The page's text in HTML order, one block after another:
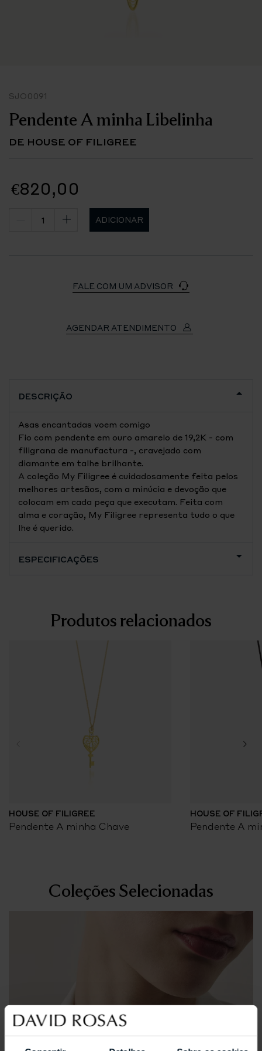
SJO0091
Pendente A minha Libelinha
DE HOUSE OF FILIGREE
€820,00
ADICIONAR
FALE COM UM ADVISOR
AGENDAR ATENDIMENTO
DESCRIÇÃO
Asas encantadas voem comigo
Fio com pendente em ouro amarelo de 19,2K - com
filigrana de manufactura -, cravejado com
diamante em talhe brilhante.
A coleção My Filigree é cuidadosamente feita pelos
melhores artesãos, com a minúcia e devoção que
colocam em cada peça que executam. Feita com
alma e coração, My Filigree representa tudo o que
lhe é querido.
ESPECIFICAÇÕES
Produtos relacionados
HOUSE OF FILIGREE
Pendente A minha Chave
HOUSE OF
Pendente A
Coleções Selecionadas